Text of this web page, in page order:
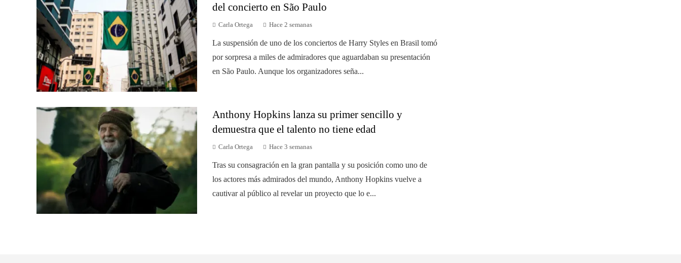
del concierto en São Paulo
Carla Ortega Hace 2 semanas
La suspensión de uno de los conciertos de Harry Styles en Brasil tomó
por sorpresa a miles de admiradores que aguardaban su presentación
en São Paulo. Aunque los organizadores seña...
Anthony Hopkins lanza su primer sencillo y
demuestra que el talento no tiene edad
Carla Ortega Hace 3 semanas
Tras su consagración en la gran pantalla y su posición como uno de
los actores más admirados del mundo, Anthony Hopkins vuelve a
cautivar al público al revelar un proyecto que lo e...